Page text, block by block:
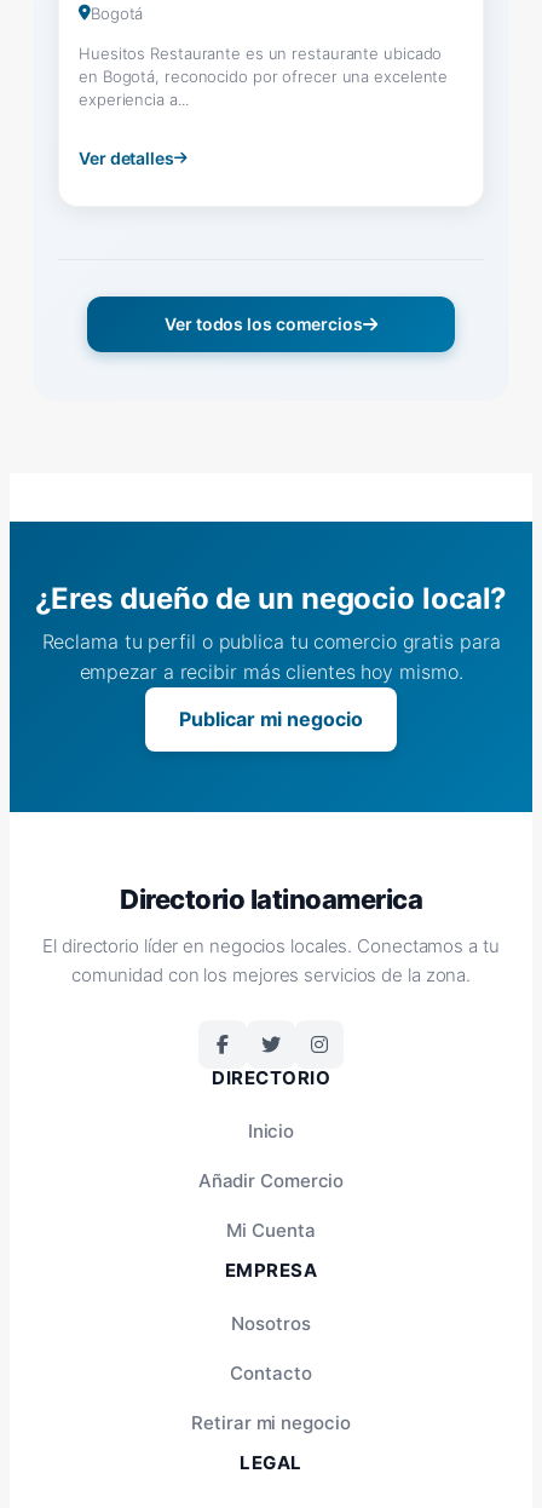
Bogotá
Huesitos Restaurante es un restaurante ubicado
en Bogotá, reconocido por ofrecer una excelente
experiencia a...
Ver detalles
Ver todos los comercios
¿Eres dueño de un negocio local?
Reclama tu perfil o publica tu comercio gratis para
empezar a recibir más clientes hoy mismo.
Publicar mi negocio
Directorio latinoamerica
El directorio líder en negocios locales. Conectamos a tu
comunidad con los mejores servicios de la zona.
DIRECTORIO
Inicio
Añadir Comercio
Mi Cuenta
EMPRESA
Nosotros
Contacto
Retirar mi negocio
LEGAL